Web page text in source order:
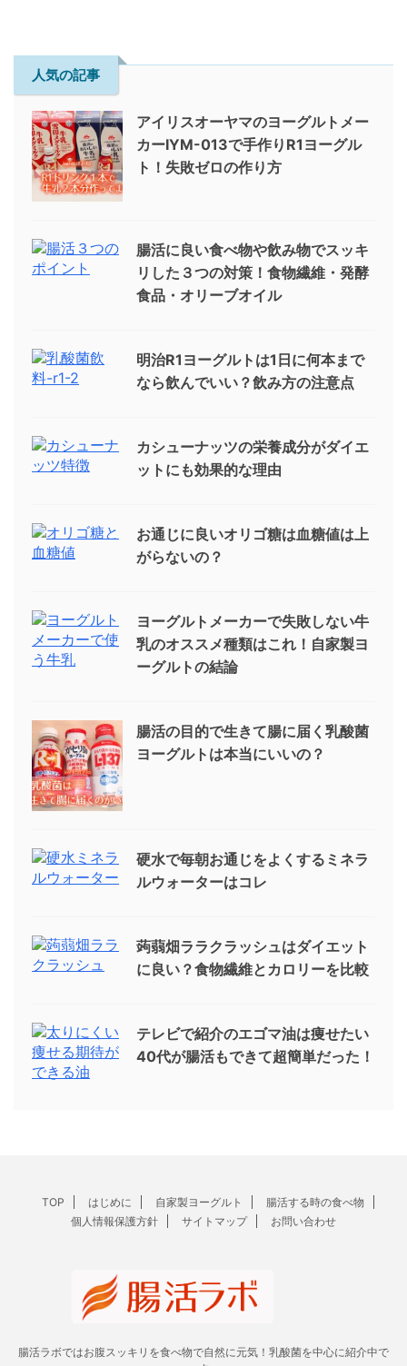
人気の記事
アイリスオーヤマのヨーグルトメー
カーIYM-013で手作りR1ヨーグル
ト！失敗ゼロの作り方
腸活に良い食べ物や飲み物でスッキ
リした３つの対策！食物繊維・発酵
食品・オリーブオイル
明治R1ヨーグルトは1日に何本まで
なら飲んでいい？飲み方の注意点
カシューナッツの栄養成分がダイエ
ットにも効果的な理由
お通じに良いオリゴ糖は血糖値は上
がらないの？
ヨーグルトメーカーで失敗しない牛
乳のオススメ種類はこれ！自家製ヨ
ーグルトの結論
腸活の目的で生きて腸に届く乳酸菌
ヨーグルトは本当にいいの？
硬水で毎朝お通じをよくするミネラ
ルウォーターはコレ
蒟蒻畑ララクラッシュはダイエット
に良い？食物繊維とカロリーを比較
テレビで紹介のエゴマ油は痩せたい
40代が腸活もできて超簡単だった！
TOP はじめに 自家製ヨーグルト
腸活する時の食べ物
個人情報保護方針
サイトマップ お問い合わせ
腸活ラボではお腹スッキリを食べ物で自然に元気！乳酸菌を中心に紹介中で